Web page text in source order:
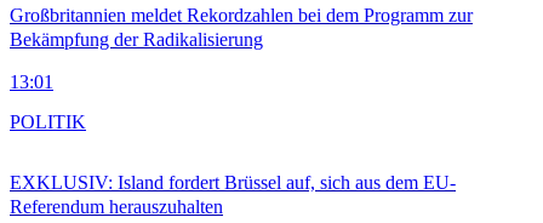
Großbritannien meldet Rekordzahlen bei dem Programm zur
Bekämpfung der Radikalisierung
13:01
EXKLUSIV: Island fordert Brüssel auf, sich aus dem EU-
Referendum herauszuhalten
POLITIK